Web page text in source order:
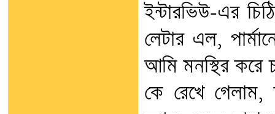
ইন্টারভিউ-এর
লেটার এল,
আমি মনস্থির করে
কে রেখে গেলাম,